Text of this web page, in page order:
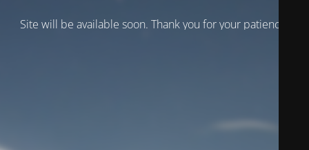
Site will be available soon. Thank you for your patience!